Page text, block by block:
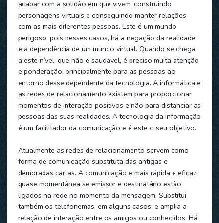
acabar com a solidão em que vivem, construindo
personagens virtuais e conseguindo manter relações
com as mais diferentes pessoas. Este é um mundo
perigoso, pois nesses casos, há a negação da realidade
e a dependência de um mundo virtual. Quando se chega
a este nível, que não é saudável, é preciso muita atenção
e ponderação, principalmente para as pessoas ao
entorno desse dependente da tecnologia. A informática e
as redes de relacionamento existem para proporcionar
momentos de interação positivos e não para distanciar as
pessoas das suas realidades. A tecnologia da informação
é um facilitador da comunicação e é este o seu objetivo.
Atualmente as redes de relacionamento servem como
forma de comunicação substituta das antigas e
demoradas cartas. A comunicação é mais rápida e eficaz,
quase momentânea se emissor e destinatário estão
ligados na rede no momento da mensagem. Substitui
também os telefonemas, em alguns casos, e amplia a
relação de interação entre os amigos ou conhecidos. Há